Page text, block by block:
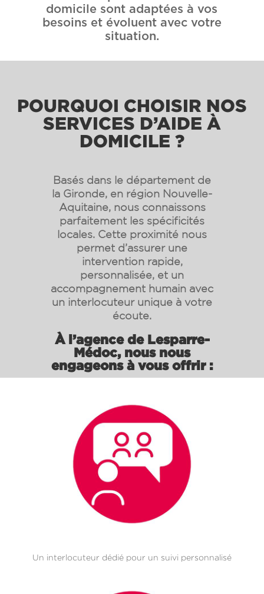
domicile sont adaptées à vos
besoins et évoluent avec votre
situation.
POURQUOI CHOISIR NOS
SERVICES D’AIDE À
DOMICILE ?
Basés dans le département de
la Gironde, en région Nouvelle-
Aquitaine, nous connaissons
parfaitement les spécificités
locales. Cette proximité nous
permet d’assurer une
intervention rapide,
personnalisée, et un
accompagnement humain avec
un interlocuteur unique à votre
écoute.
À l’agence de Lesparre-
Médoc, nous nous
engageons à vous offrir :
Un interlocuteur dédié pour un suivi personnalisé